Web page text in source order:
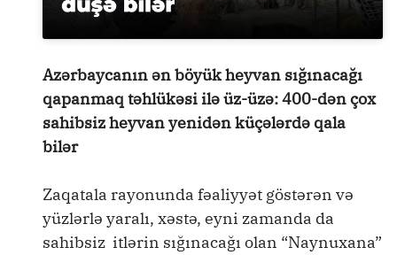
Azərbaycanın ən böyük heyvan sığınacağı
qapanmaq təhlükəsi ilə üz-üzə: 400-dən çox
sahibsiz heyvan yenidən küçələrdə qala
bilər
Zaqatala rayonunda fəaliyyət göstərən və
yüzlərlə yaralı, xəstə, eyni zamanda da
sahibsiz itlərin sığınacağı olan “Naynuxana”